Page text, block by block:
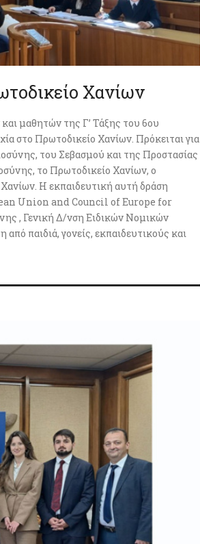
Χανίων
μαθητών της Γ’ Τάξης του 6ου
στο Πρωτοδικείο Χανίων. Πρόκειται για
του Σεβασμού και της Προστασίας
το Πρωτοδικείο Χανίων, ο
Η εκπαιδευτική αυτή δράση
Union and Council of Europe for
, Γενική Δ/νση Ειδικών Νομικών
παιδιά, γονείς, εκπαιδευτικούς και